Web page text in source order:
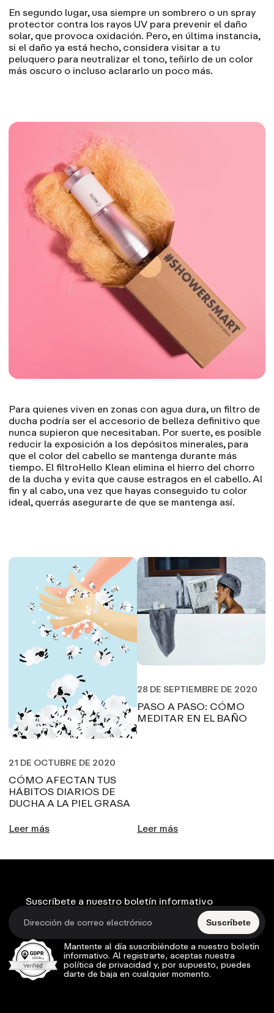
En segundo lugar, usa siempre un sombrero o un spray
protector contra los rayos UV para prevenir el daño
solar, que provoca oxidación. Pero, en última instancia,
si el daño ya está hecho, considera visitar a tu
peluquero para neutralizar el tono, teñirlo de un color
más oscuro o incluso aclararlo un poco más.
Para quienes viven en zonas con agua dura, un filtro de
ducha podría ser el accesorio de belleza definitivo que
nunca supieron que necesitaban. Por suerte, es posible
reducir la exposición a los depósitos minerales, para
que el color del cabello se mantenga durante más
tiempo. El filtroHello Klean elimina el hierro del chorro
de la ducha y evita que cause estragos en el cabello. Al
fin y al cabo, una vez que hayas conseguido tu color
ideal, querrás asegurarte de que se mantenga así.
21 DE OCTUBRE DE 2020
CÓMO AFECTAN TUS
HÁBITOS DIARIOS DE
DUCHA A LA PIEL GRASA
Leer más
28 DE SEPTIEMBRE DE 2020
PASO A PASO: CÓMO
MEDITAR EN EL BAÑO
Leer más
Suscríbete a nuestro boletín informativo
Suscríbete
Mantente al día suscribiéndote a nuestro boletín
informativo. Al registrarte, aceptas nuestra
política de privacidad y, por supuesto, puedes
darte de baja en cualquier momento.